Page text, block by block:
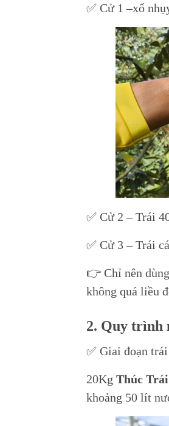
✅ Cử 1 –xổ
✅ Cử 2 – Trái
✅ Cử 3 – Trái
👉 Chỉ nên
không quá liều
2. Quy trình
✅ Giai đoạn
20Kg Thúc
khoảng 50 lít